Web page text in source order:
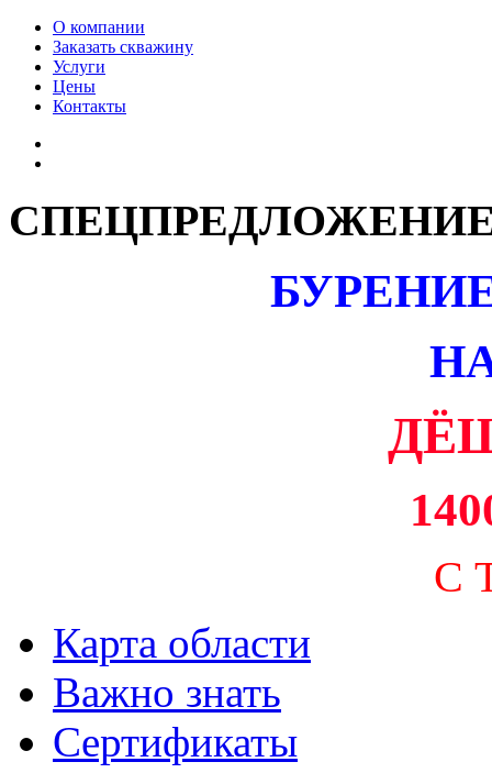
О компании
Заказать скважину
Услуги
Цены
Контакты
С
Карта области
Важно знать
Сертификаты